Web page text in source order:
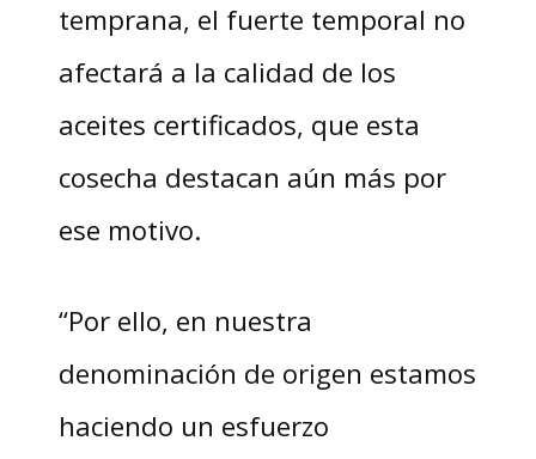
temprana, el fuerte temporal no
afectará a la calidad de los
aceites certificados, que esta
cosecha destacan aún más por
ese motivo.
“Por ello, en nuestra
denominación de origen estamos
haciendo un esfuerzo